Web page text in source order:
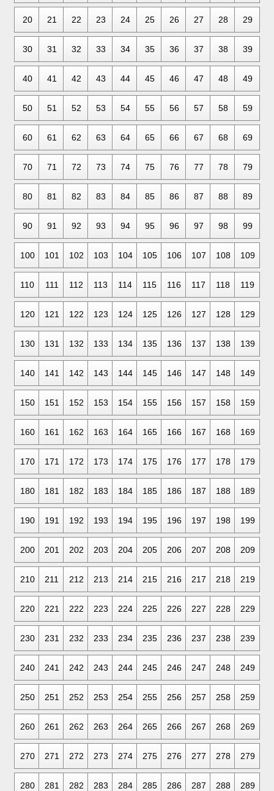
20 21 22 23 24 25 26 27 28 29
30 31 32 33 34 35 36 37 38 39
40 41 42 43 44 45 46 47 48 49
50 51 52 53 54 55 56 57 58 59
60 61 62 63 64 65 66 67 68 69
70 71 72 73 74 75 76 77 78 79
80 81 82 83 84 85 86 87 88 89
90 91 92 93 94 95 96 97 98 99
100 101 102 103 104 105 106 107 108 109
110 111 112 113 114 115 116 117 118 119
120 121 122 123 124 125 126 127 128 129
130 131 132 133 134 135 136 137 138 139
140 141 142 143 144 145 146 147 148 149
150 151 152 153 154 155 156 157 158 159
160 161 162 163 164 165 166 167 168 169
170 171 172 173 174 175 176 177 178 179
180 181 182 183 184 185 186 187 188 189
190 191 192 193 194 195 196 197 198 199
200 201 202 203 204 205 206 207 208 209
210 211 212 213 214 215 216 217 218 219
220 221 222 223 224 225 226 227 228 229
230 231 232 233 234 235 236 237 238 239
240 241 242 243 244 245 246 247 248 249
250 251 252 253 254 255 256 257 258 259
260 261 262 263 264 265 266 267 268 269
270 271 272 273 274 275 276 277 278 279
280 281 282 283 284 285 286 287 288 289